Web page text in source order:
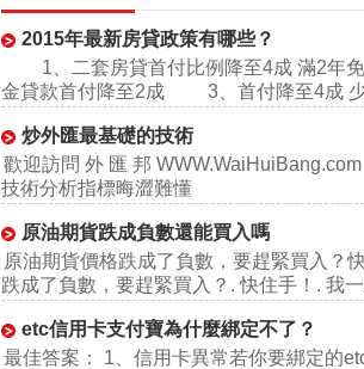
2015年最新房貸政策有哪些？
1、二套房貸首付比例降至4成 滿2
金貸款首付降至2成 3、首付降至4成
炒外匯最基礎的技術
歡迎訪問 外 匯 邦
技術分析指標晦澀難懂
原油期貨跌成負數還能買入嗎
原油期貨價格跌成了負數，要趕緊買入？
跌成了負數，要趕緊買入？. 快住手！. 我
etc信用卡支付寶為什麼綁定不了？
最佳答案： 1、信用卡異常若你要綁定的